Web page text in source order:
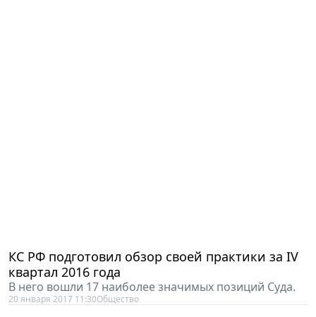
КС РФ подготовил обзор своей практики за IV
квартал 2016 года
В него вошли 17 наиболее значимых позиций Суда.
20 января 2017 11:30Общество